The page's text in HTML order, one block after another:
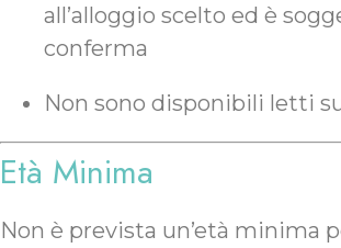
all’alloggio scelto ed è
conferma
Non sono disponibili letti
Età Minima
Non è prevista un’età minima